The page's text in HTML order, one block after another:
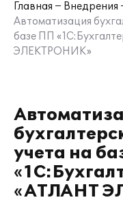
Главная
Внедрения
Автоматизация
базе ПП
ЭЛЕКТРОНИК»
учета на
«АТЛАНТ